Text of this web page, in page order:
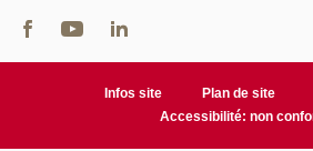
Infos site Plan de site
Accessibilité: non